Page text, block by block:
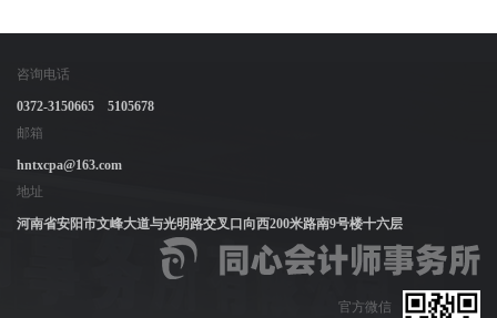
咨询电话
0372-3150665 5105678
邮箱
hntxcpa@163.com
地址
河南省安阳市文峰大道与光明路交叉口向西200米路南9号楼十六层
官方微信